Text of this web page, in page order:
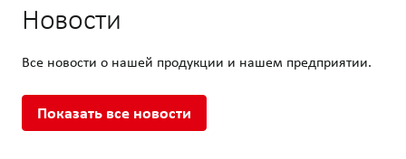
Новости
Все новости о нашей продукции и нашем предприятии.
Показать все новости